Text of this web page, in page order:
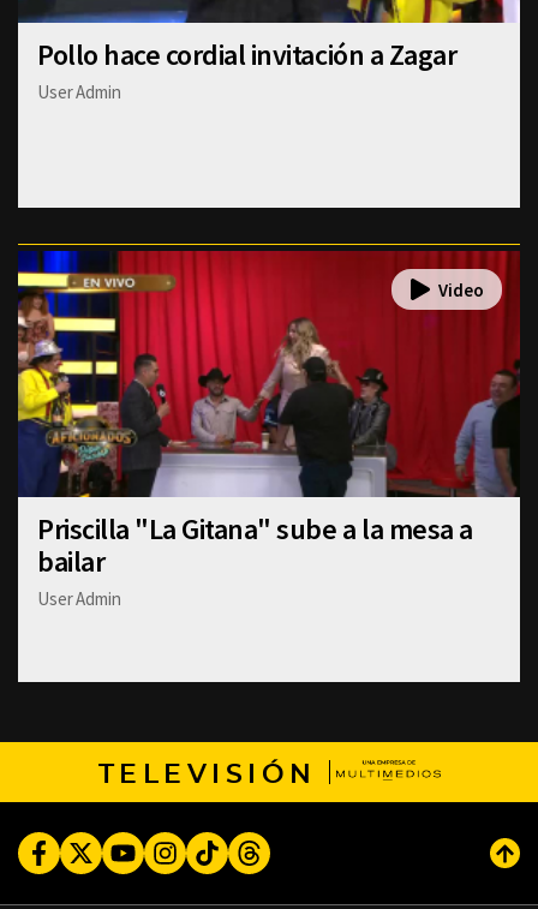
Pollo hace cordial invitación a Zagar
User Admin
Priscilla "La Gitana" sube a la mesa a
bailar
User Admin
TELEVISIÓN
FacebookTwitterYoutubeInstagram
TikTokThreads